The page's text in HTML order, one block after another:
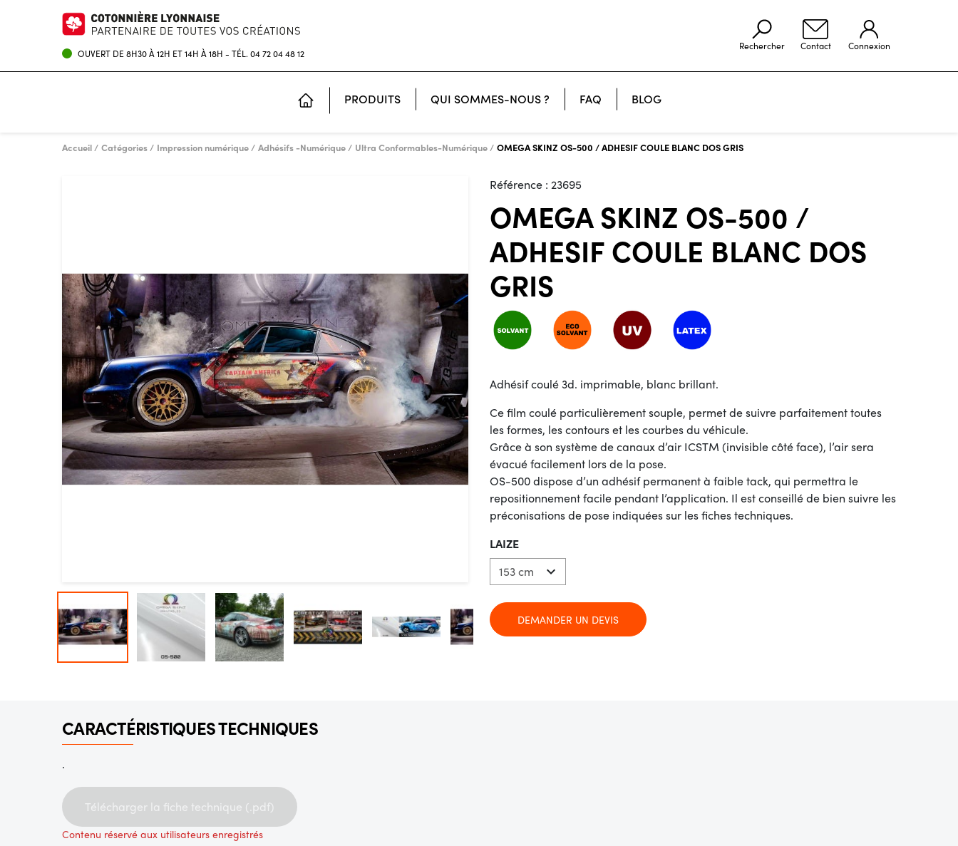
OUVERT DE 8H30 À 12H ET 14H À 18H - TÉL.04 72 04 48 12
Rechercher Contact Connexion
PRODUITS QUI SOMMES-NOUS ? FAQ BLOG
Accueil Catégories Impression numérique Adhésifs -Numérique Ultra Conformables-Numérique OMEGA SKINZ OS-500 / ADHESIF COULE BLANC DOS GRIS
Référence : 23695
OMEGA SKINZ OS-500 /
ADHESIF COULE BLANC DOS
GRIS
Adhésif coulé 3d. imprimable, blanc brillant.
Ce film coulé particulièrement souple, permet de suivre parfaitement toutes
les formes, les contours et les courbes du véhicule.
Grâce à son système de canaux d’air ICSTM (invisible côté face), l’air sera
évacué facilement lors de la pose.
OS-500 dispose d’un adhésif permanent à faible tack, qui permettra le
repositionnement facile pendant l’application. Il est conseillé de bien suivre les
préconisations de pose indiquées sur les fiches techniques.
LAIZE

DEMANDER UN DEVIS
CARACTÉRISTIQUES TECHNIQUES
.
Télécharger la fiche technique (.pdf)
Contenu réservé aux utilisateurs enregistrés